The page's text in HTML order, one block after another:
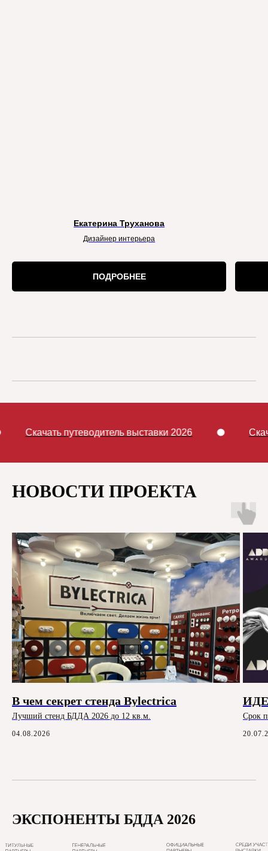
Екатерина Труханова
Дизайнер интерьера
ПОДРОБНЕЕ
выставки 2026 Скачать
НОВОСТИ ПРОЕКТА
В чем секрет стенда Bylectrica
Лучший стенд БДДА 2026 до 12 кв.м.
04.08.2026
Срок
ЭКСПОНЕНТЫ БДДА 2026